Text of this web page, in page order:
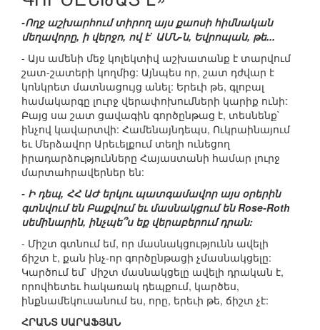
-Ողջ աշխարհում տիրող այս քաոսի հիմնական
մեղավորը, ի վերջո, ով է` ԱՄՆ-ն, Եվրոպան, թե...
- Այս ամենի մեջ կոլեկտիվ աշխատանք է տարվում
շատ-շատերի կողմից: Այնպես որ, շատ դժվար է
կոնկրետ մատնացույց անել: Երեւի թե, գլոբալ
համակարգը լուրջ վերափոխումների կարիք ունի:
Բայց սա շատ ցավագին գործընթաց է, տեսնենք`
ինչով կավարտվի: Համենայնդեպս, Ուկրաինայում
եւ Մերձավոր Արեւելքում տեղի ունեցող
իրադարձությունները Հայաստանի համար լուրջ
մարտահրավերներ են:
- Ի դեպ, ՀՀ ԱԺ երկու պատգամավոր այս օրերին
գտնվում են Բաքվում եւ մասնակցում են Rose-Roth
սեմինարին, ինչպե՞ս եք վերաբերում դրան:
- Միշտ գտնում եմ, որ մասնակցությունն ավելի
ճիշտ է, քան ինչ-որ գործընթացի չմասնակցելը:
Կարծում եմ` միշտ մասնակցելը ավելի դրական է,
որովհետեւ հակառակ դեպքում, կարծես,
ինքնամեկուսանում ես, որը, երեւի թե, ճիշտ չէ:
ՀՐԱՆՏ ՍԱՐԱՖՅԱՆ